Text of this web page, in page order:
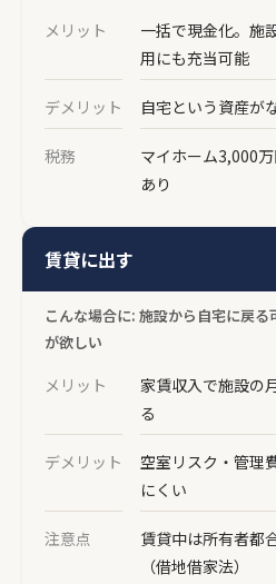
メリット
一括で現金化。施
用にも充当可能
デメリット 自宅という資産が
税務
マイホーム3,000
あり
賃貸に出す
こんな場合に: 施設から自宅に戻
が欲しい
メリット
家賃収入で施設の
る
デメリット
空室リスク・管理
にくい
注意点
賃貸中は所有者都
（借地借家法）